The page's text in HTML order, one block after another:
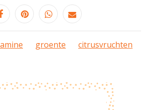
groente
citrusvruchten